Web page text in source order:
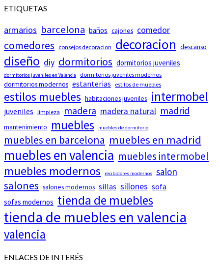
ETIQUETAS
armarios barcelona baños cajones comedor
comedores consejos decoracion decoracion descanso
diseño diy dormitorios dormitorios juveniles
dormitorios juveniles en Valencia dormitorios juveniles modernos
dormitorios modernos estanterias estilos de muebles
estilos muebles habitaciones juveniles intermobel
juveniles limpieza madera madera natural madrid
mantenimiento muebles muebles de dormitorio
muebles en barcelona muebles en madrid
muebles en valencia muebles intermobel
muebles modernos recibidores modernos salon
salones salones modernos sillas sillones sofa
sofas modernos tienda de muebles
tienda de muebles en valencia
valencia
ENLACES DE INTERÉS